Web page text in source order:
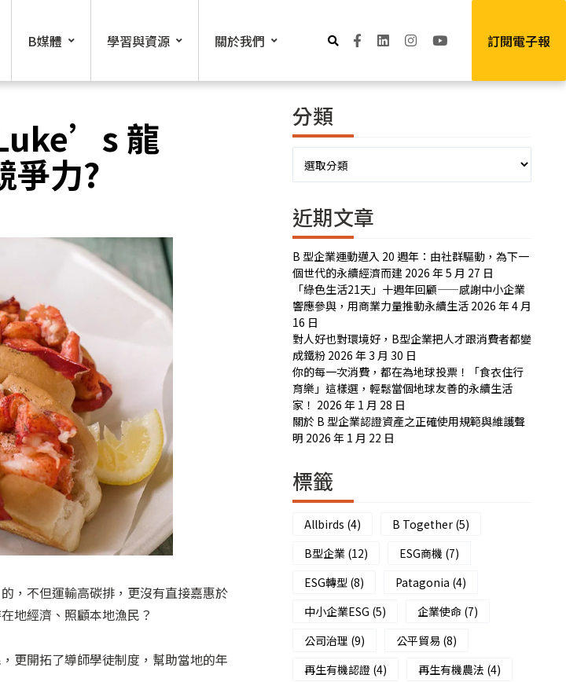
B媒體 學習與資源 關於我們 訂閱電子報
龍
爭力?
，不但運輸高碳排，更沒有直接嘉惠於
地經濟、照顧本地漁民？
更開拓了導師學徒制度，幫助當地的年
分類
類
近期文章
B 型企業運動邁入 20 週年：由社群驅動，為下一
個世代的永續經濟而建 2026 年 5 月 27 日
「綠色生活21天」十週年回顧——感謝中小企業
響應參與，用商業力量推動永續生活 2026 年 4 月
16 日
對人好也對環境好，B型企業把人才跟消費者都變
成鐵粉 2026 年 3 月 30 日
你的每一次消費，都在為地球投票！「食衣住行
育樂」這樣選，輕鬆當個地球友善的永續生活
家！ 2026 年 1 月 28 日
關於 B 型企業認證資產之正確使用規範與維護聲
明 2026 年 1 月 22 日
標籤
Allbirds (4) B Together(5)
B型企業(12) ESG商機 (7)
ESG轉型 (8) Patagonia (4)
中小企業ESG (5) 企業使命(7)
公司治理 (9) 公平貿易 (8)
再生有機認證(4) 再生有機農法 (4)